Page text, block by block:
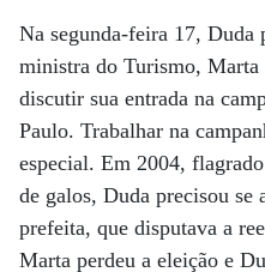
Na segunda-feira 17, Duda
ministra do Turismo,
discutir sua entrada na
Paulo. Trabalhar na
especial. Em 2004,
de galos, Duda precisou se
prefeita, que disputava a
Marta perdeu a eleição e